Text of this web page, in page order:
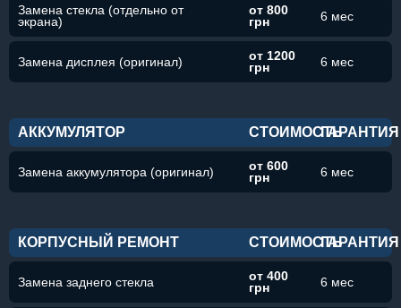
Замена стекла (отдельно от
экрана)
от 800
грн
6 мес
Замена дисплея (оригинал)
от 1200
грн
6 мес
АККУМУЛЯТОР СТОИМОСТЬГАРАНТИЯ
Замена аккумулятора (оригинал)
от 600
грн
6 мес
КОРПУСНЫЙ РЕМОНТ СТОИМОСТЬГАРАНТИЯ
Замена заднего стекла
от 400
грн
6 мес